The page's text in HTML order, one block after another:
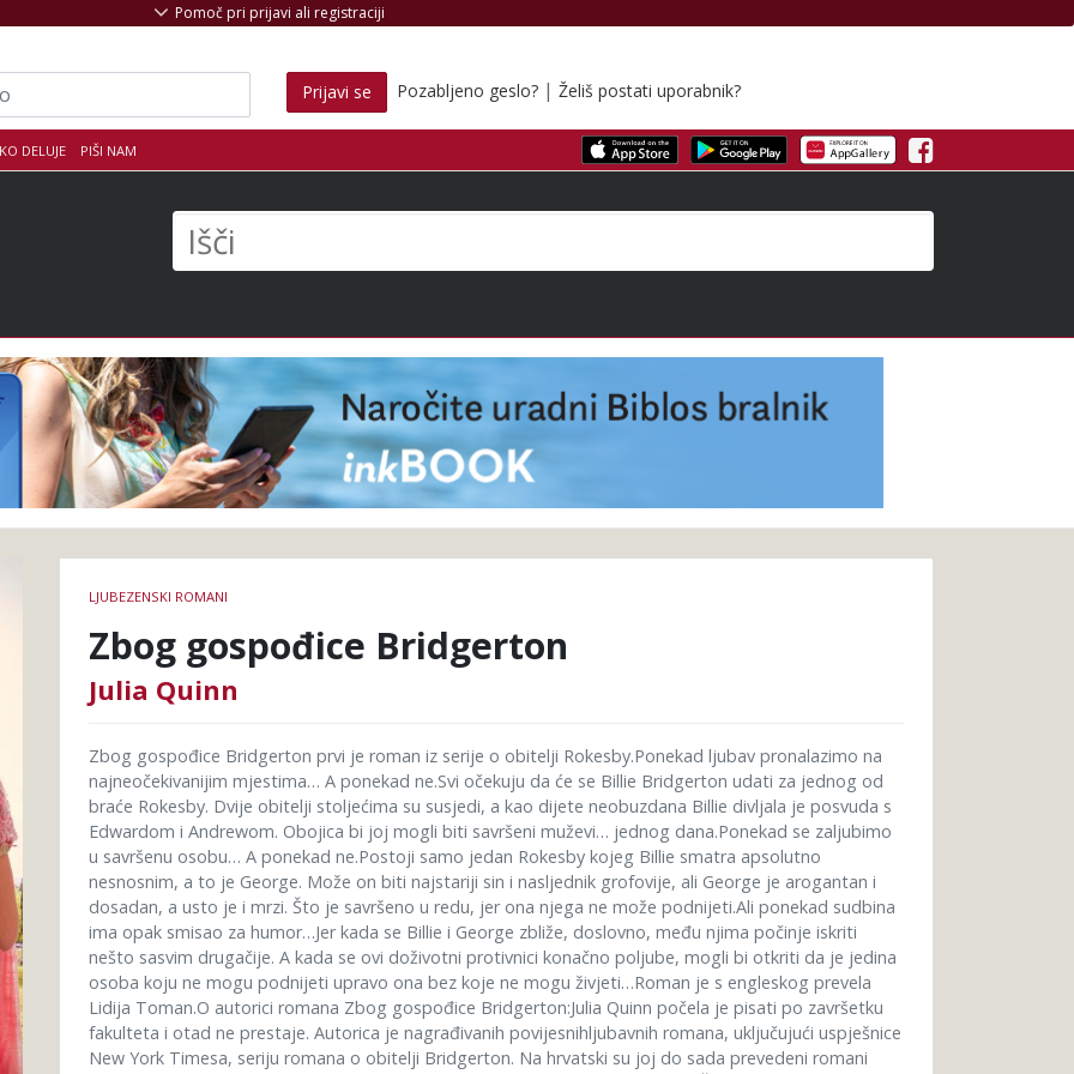
DELUJE PIŠI NAM Facebook
Pomoč pri prijavi ali registraciji
Prijavi se Pozabljeno geslo? | Želiš postati uporabnik?
knjige
LJUBEZENSKI ROMANI
Zbog gospođice Bridgerton
Julia Quinn
Zbog gospođice Bridgerton prvi je roman iz serije o obitelji Rokesby.Ponekad ljubav pronalazimo na
najneočekivanijim mjestima… A ponekad ne.Svi očekuju da će se Billie Bridgerton udati za jednog od
braće Rokesby. Dvije obitelji stoljećima su susjedi, a kao dijete neobuzdana Billie divljala je posvuda s
Edwardom i Andrewom. Obojica bi joj mogli biti savršeni muževi… jednog dana.Ponekad se zaljubimo
u savršenu osobu… A ponekad ne.Postoji samo jedan Rokesby kojeg Billie smatra apsolutno
nesnosnim, a to je George. Može on biti najstariji sin i nasljednik grofovije, ali George je arogantan i
dosadan, a usto je i mrzi. Što je savršeno u redu, jer ona njega ne može podnijeti.Ali ponekad sudbina
ima opak smisao za humor…Jer kada se Billie i George zbliže, doslovno, među njima počinje iskriti
nešto sasvim drugačije. A kada se ovi doživotni protivnici konačno poljube, mogli bi otkriti da je jedina
osoba koju ne mogu podnijeti upravo ona bez koje ne mogu živjeti…Roman je s engleskog prevela
Lidija Toman.O autorici romana Zbog gospođice Bridgerton:Julia Quinn počela je pisati po završetku
fakulteta i otad ne prestaje. Autorica je nagrađivanih povijesnihljubavnih romana, uključujući uspješnice
New York Timesa, seriju romana o obitelji Bridgerton. Na hrvatski su joj do sada prevedeni romani